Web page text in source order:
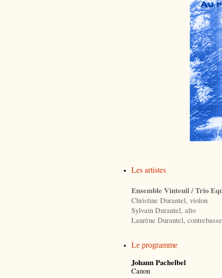
Les artistes
Ensemble Vinteuil / Trio
Christine Durantel, violon
Sylvain Durantel, alto
Laurène Durantel, contrebasse
Le programme
Johann Pachelbel
Canon